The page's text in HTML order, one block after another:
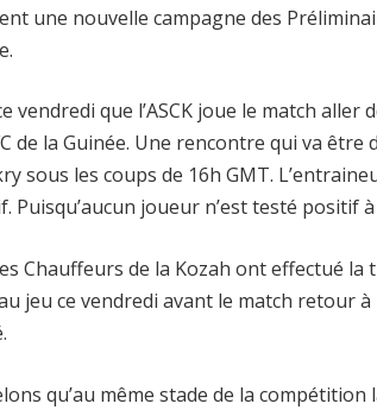
une nouvelle campagne des
vendredi que l’ASCK joue le match
de la Guinée. Une rencontre qui va
sous les coups de 16h GMT.
Puisqu’aucun joueur n’est testé positif à
Chauffeurs de la Kozah ont effectué
jeu ce vendredi avant le match retour
qu’au même stade de la compétition